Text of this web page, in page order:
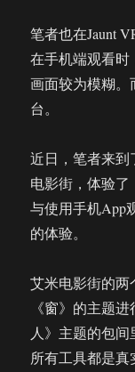
笔者也在Jaunt
在手机端观看时
画面较为模糊
台。
近日，笔者来到
电影街，体验了
与使用手机App
的体验。
艾米电影街的两
《窗》的主题
人》主题的包
所有工具都是